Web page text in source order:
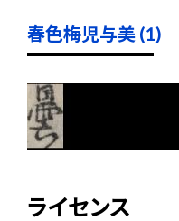
春色梅児与美 (1)
ライセンス